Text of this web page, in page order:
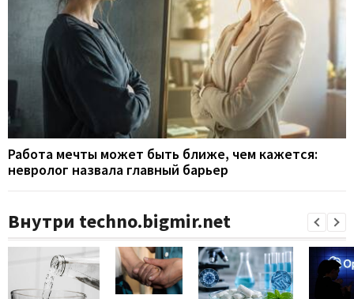
Работа мечты может быть ближе, чем кажется:
невролог назвала главный барьер
Внутри techno.bigmir.net